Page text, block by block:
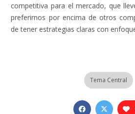
competitiva para el mercado, que
preferirnos por encima de otros
de tener estrategias claras con
Tema Central